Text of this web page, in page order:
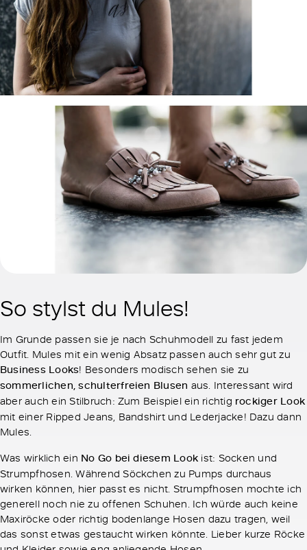
So stylst du Mules!
Im Grunde passen sie je nach Schuhmodell zu fast jedem
Outfit. Mules mit ein wenig Absatz passen auch sehr gut zu
Business Looks! Besonders modisch sehen sie zu
sommerlichen, schulterfreien Blusen aus. Interessant wird
aber auch ein Stilbruch: Zum Beispiel ein richtig rockiger Look
mit einer Ripped Jeans, Bandshirt und Lederjacke! Dazu dann
Mules.
Was wirklich ein No Go bei diesem Look ist: Socken und
Strumpfhosen. Während Söckchen zu Pumps durchaus
wirken können, hier passt es nicht. Strumpfhosen mochte ich
generell noch nie zu offenen Schuhen. Ich würde auch keine
Maxiröcke oder richtig bodenlange Hosen dazu tragen, weil
das sonst etwas gestaucht wirken könnte. Lieber kurze Röcke